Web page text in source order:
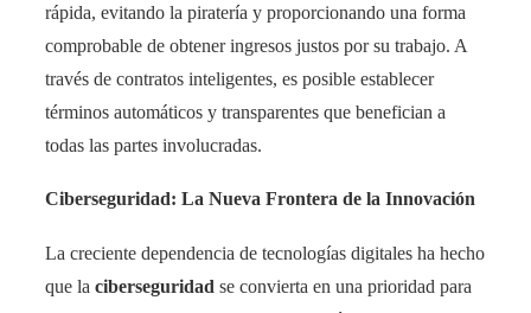
rápida, evitando la piratería y proporcionando una forma
comprobable de obtener ingresos justos por su trabajo. A
través de contratos inteligentes, es posible establecer
términos automáticos y transparentes que benefician a
todas las partes involucradas.
Ciberseguridad: La Nueva Frontera de la Innovación
La creciente dependencia de tecnologías digitales ha hecho
que la ciberseguridad se convierta en una prioridad para